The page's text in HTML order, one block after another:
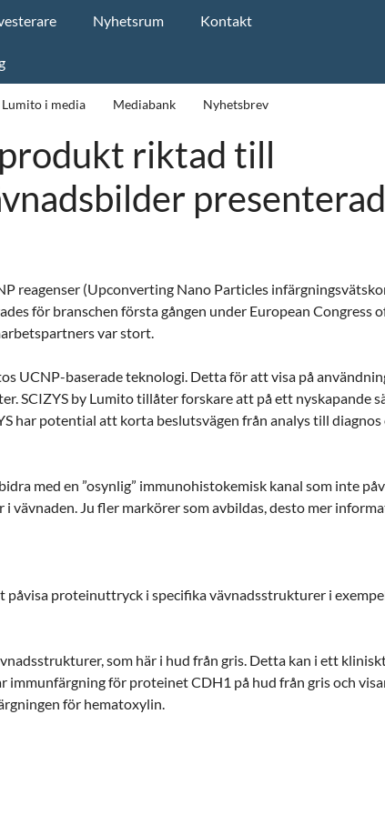
Nyhetsrum Kontakt
Lumito i media Mediabank Nyhetsbrev
riktad till
reagenser (Upconverting Nano Particles
för branschen första gången under European Congress
var stort.
UCNP-baserade teknologi. Detta för att visa på
SCIZYS by Lumito tillåter forskare att på ett nyskapande
potential att korta beslutsvägen från analys till diagnos
med en ”osynlig” immunohistokemisk kanal som inte
vävnaden. Ju fler markörer som avbildas, desto mer
påvisa proteinuttryck i specifika vävnadsstrukturer i
som här i hud från gris. Detta kan i ett
immunfärgning för proteinet CDH1 på hud från gris och
för hematoxylin.